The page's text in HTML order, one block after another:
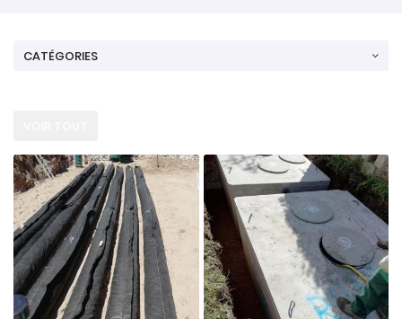
désinscription.
INSCRIPTION
CATÉGORIES